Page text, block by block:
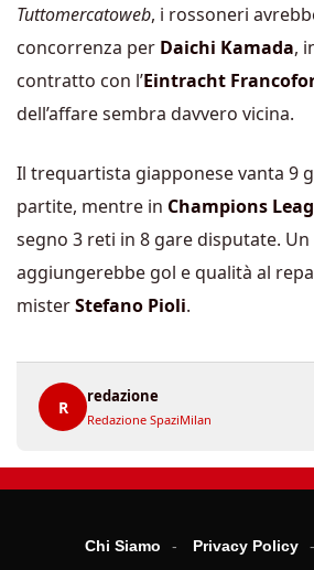
Tuttomercatoweb, i rossoneri
concorrenza per Daichi Kamada,
contratto con l’Eintracht
dell’affare sembra davvero vicina.
Il trequartista giapponese vanta 9
partite, mentre in Champions
segno 3 reti in 8 gare disputate.
aggiungerebbe gol e qualità al
misterStefano Pioli.
R
redazione
Redazione SpaziMilan
Chi Siamo Privacy Policy